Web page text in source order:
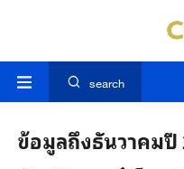
search
ข้อมูลถึงธันวาคม